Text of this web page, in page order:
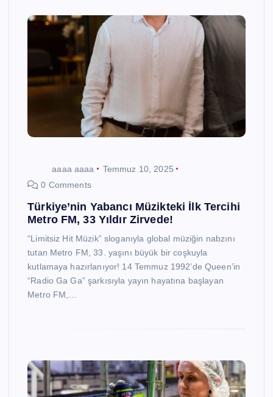
aaaa aaaa
Temmuz 10, 2025
0 Comments
Türkiye’nin Yabancı Müzikteki İlk Tercihi
Metro FM, 33 Yıldır Zirvede!
“Limitsiz Hit Müzik” sloganıyla global müziğin nabzını
tutan Metro FM, 33. yaşını büyük bir coşkuyla
kutlamaya hazırlanıyor! 14 Temmuz 1992’de Queen’in
“Radio Ga Ga” şarkısıyla yayın hayatına başlayan
Metro FM,…